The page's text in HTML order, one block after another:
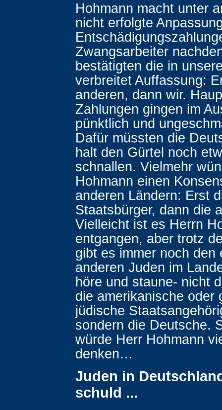
Hohmann macht unter
nicht erfolgte
Zwangsarbeiter
bestätigten die in
verbreitet Auffassung:
anderen, dann wir.
Zahlungen gingen im
pünktlich und
Dafür müssten die
halt den Gürtel noch
schnallen. Vielmehr
Hohmann einen
anderen Ländern: Erst
Staatsbürger, dann die
Vielleicht ist es Herrn
entgangen, aber trotz
gibt es immer noch den
anderen Juden im
höre und staune- nicht
die amerikanische oder
jüdische
sondern die Deutsche.
würde Herr Hohmann
denken…
Juden in
schuld ...